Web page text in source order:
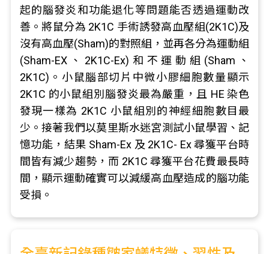
起的腦發炎和功能退化等問題能否透過運動改
善。將鼠分為 2K1C 手術誘發高血壓組(2K1C)及
沒有高血壓(Sham)的對照組，並再各分為運動組
(Sham-EX、2K1C-Ex)和不運動組(Sham、
2K1C)。小鼠腦部切片中微小膠細胞數量顯示
2K1C 的小鼠組別腦發炎最為嚴重，且 HE 染色
發現一樣為 2K1C 小鼠組別的神經細胞數目最
少。接著我們以莫里斯水迷宮測試小鼠學習、記
憶功能，結果 Sham-Ex 及 2K1C- Ex 尋獲平台時
間皆有減少趨勢，而 2K1C 尋獲平台花費最長時
間，顯示運動確實可以減緩高血壓造成的腦功能
受損。